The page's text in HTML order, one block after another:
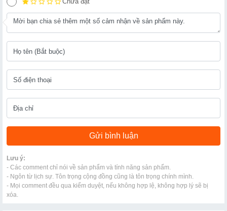
Lưu ý:
- Các comment chỉ nói về sản phẩm và tính năng sản phẩm.
- Ngôn từ lịch sự. Tôn trọng cộng đồng cũng là tôn trọng chính mình.
- Mọi comment đều qua kiểm duyệt, nếu không hợp lệ, không hợp lý sẽ bị
xóa.